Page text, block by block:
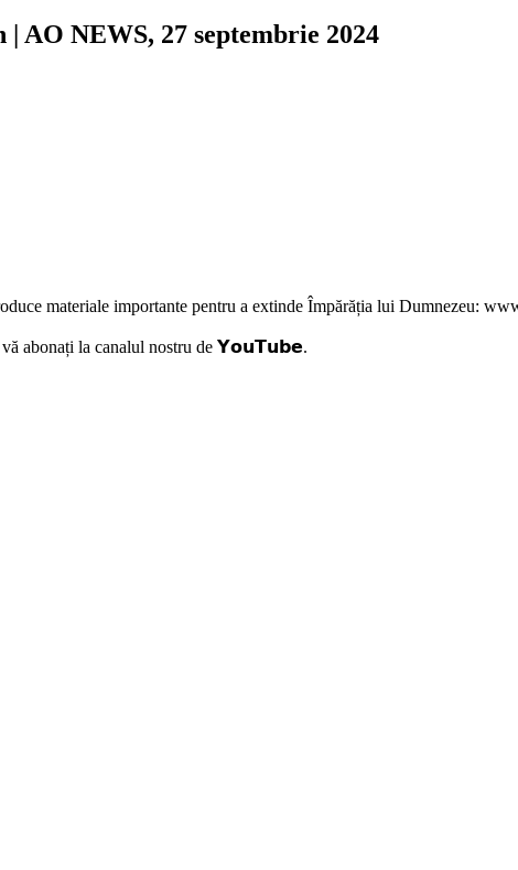
AO NEWS, 27 septembrie 2024
materiale importante pentru a extinde Împărăția lui Dumnezeu:
vă abonați la canalul nostru de 𝗬𝗼𝘂𝗧𝘂𝗯𝗲.